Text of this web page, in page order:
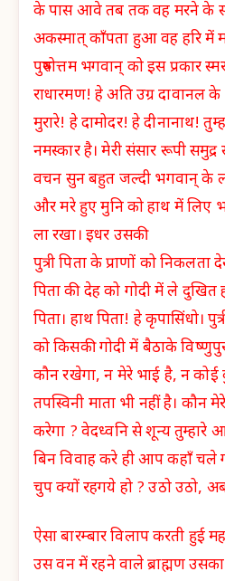
के पास आवे तब तक वह मरने के
अकस्मात् काँपता हुआ वह हरि में
पुरुषोत्तम भगवान् को इस प्रकार
राधारमण! हे अति उग्र दावानल
मुरारे! हे दामोदर! हे दीनानाथ!
नमस्कार है। मेरी संसार रूपी समुद्र
वचन सुन बहुत जल्दी भगवान् के
और मरे हुए मुनि को हाथ में लिए
ला रखा। इधर उसकी
पुत्री पिता के प्राणों को
पिता की देह को गोदी में ले दुखित
पिता। हाथ पिता! हे कृपासिंधो।
को किसकी गोदी में बैठाके
कौन रखेगा, न मेरे भाई है, न
तपस्विनी माता भी नहीं है। कौन
करेगा ? वेदध्वनि से शून्य तुम्हारे
बिन विवाह करे ही आप कहाँ चले
चुप क्यों रहगये हो ? उठो उठो,
ऐसा बारम्बार विलाप करती हुई
उस वन में रहने वाले ब्राह्मण